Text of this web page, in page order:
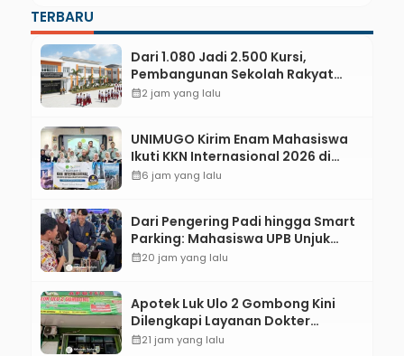
TERBARU
Dari 1.080 Jadi 2.500 Kursi,
Pembangunan Sekolah Rakyat
Kebumen Ditargetkan Mulai
calendar_month2 jam yang lalu
UNIMUGO Kirim Enam Mahasiswa
Ikuti KKN Internasional 2026 di
ASEAN dan Hong Kong
calendar_month6 jam yang lalu
Dari Pengering Padi hingga Smart
Parking: Mahasiswa UPB Unjuk
Gigi Lewat Pameran CODEX 2
calendar_month20 jam yang lalu
Apotek Luk Ulo 2 Gombong Kini
Dilengkapi Layanan Dokter
Spesialis Anak
calendar_month21 jam yang lalu